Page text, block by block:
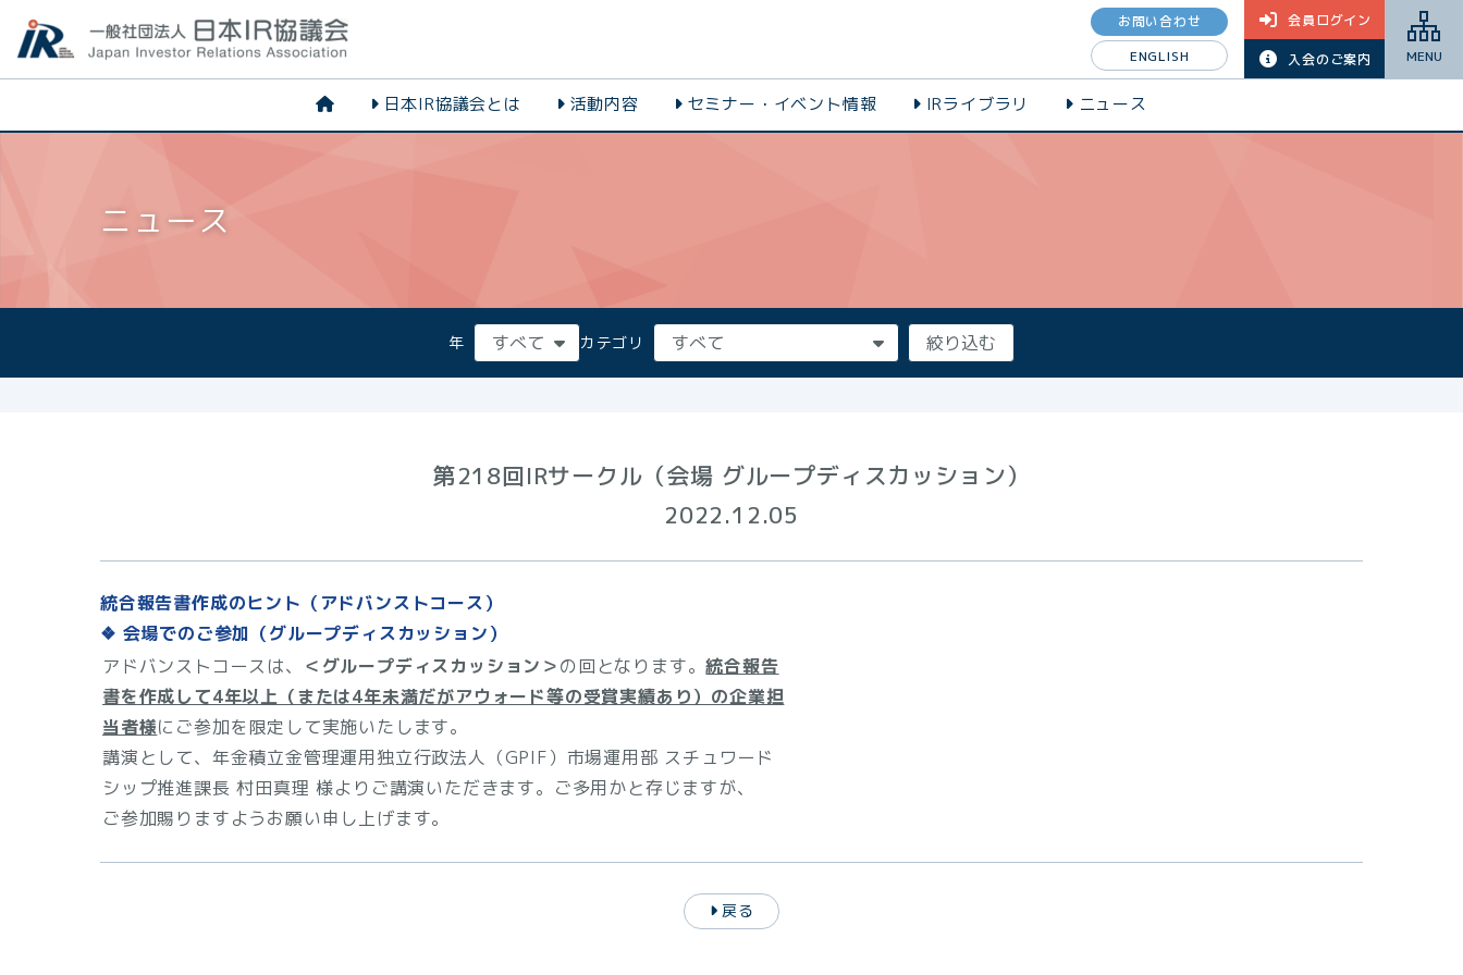
お問い合わせ
ENGLISH
会員ログイン
入会のご案内 MENU
日本IR協議会とは 活動内容 セミナー・イベント情報 IRライブラリ ニュース
ニュース
年 カテゴリ
第218回IRサークル（会場 グループディスカッション）
2022.12.05
統合報告書作成のヒント（アドバンストコース）
❖ 会場でのご参加（グループディスカッション）
アドバンストコースは、 ＜グループディスカッション＞の回となります。統合報告
書を作成して4年以上（または4年未満だがアウォード等の受賞実績あり）の企業担
当者様にご参加を限定して実施いたします。
講演として、年金積立金管理運用独立行政法人（GPIF）市場運用部 スチュワード
シップ推進課長 村田真理 様よりご講演いただきます。ご多用かと存じますが、
ご参加賜りますようお願い申し上げます。
戻る